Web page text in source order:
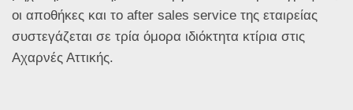
οι αποθήκες και το after sales service της εταιρείας
συστεγάζεται σε τρία όμορα ιδιόκτητα κτίρια στις
Αχαρνές Αττικής.